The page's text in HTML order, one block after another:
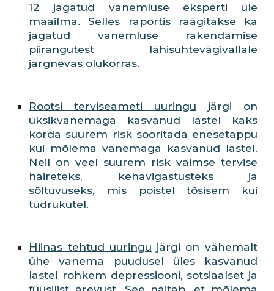
12 jagatud vanemluse eksperti üle
maailma. Selles raportis räägitakse ka
jagatud vanemluse rakendamise
piirangutest lähisuhtevägivallale
järgnevas olukorras.
Rootsi terviseameti uuringu järgi on
üksikvanemaga kasvanud lastel kaks
korda suurem risk sooritada enesetappu
kui mõlema vanemaga kasvanud lastel.
Neil on veel suurem risk vaimse tervise
häireteks, kehavigastusteks ja
sõltuvuseks, mis poistel tõsisem kui
tüdrukutel.
Hiinas tehtud uuringu järgi on vähemalt
ühe vanema puudusel üles kasvanud
lastel rohkem depressiooni, sotsiaalset ja